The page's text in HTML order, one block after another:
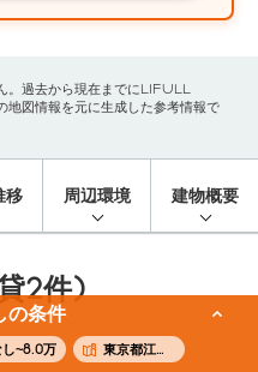
の条件
~8.0万 東京都江東区
。過去から現在までにLIFULL
地図情報を元に生成した参考情報で
移 周辺環境 建物概要
2件)